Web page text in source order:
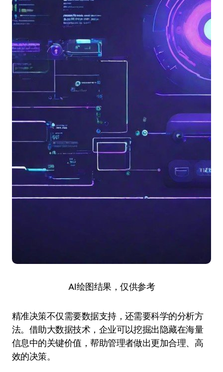
AI绘图结果，仅供参考
精准决策不仅需要数据支持，还需要科学的分析方
法。借助大数据技术，企业可以挖掘出隐藏在海量
信息中的关键价值，帮助管理者做出更加合理、高
效的决策。